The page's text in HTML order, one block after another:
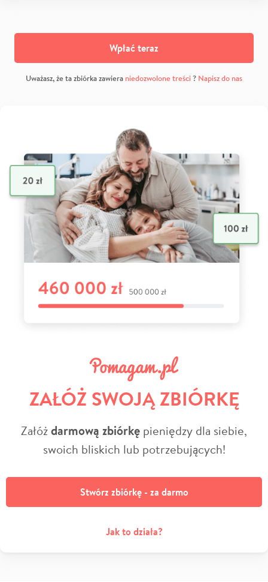
Wpłać teraz
Uważasz, że ta zbiórka zawiera niedozwolone treści? Napisz do nas
ZAŁÓŻ SWOJĄ ZBIÓRKĘ
Załóżdarmową zbiórkę pieniędzy dla siebie,
swoich bliskich lub potrzebujących!
Stwórz zbiórkę - za darmo
Jak to działa?